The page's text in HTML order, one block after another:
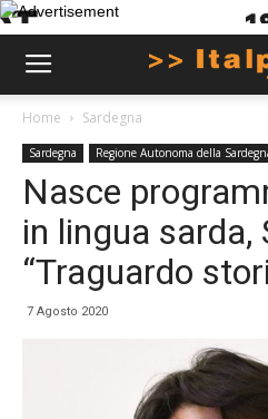
Home Sardegna
Sardegna Regione Autonoma della
Nasce
in lingua sarda,
“Traguardo
7 Agosto 2020